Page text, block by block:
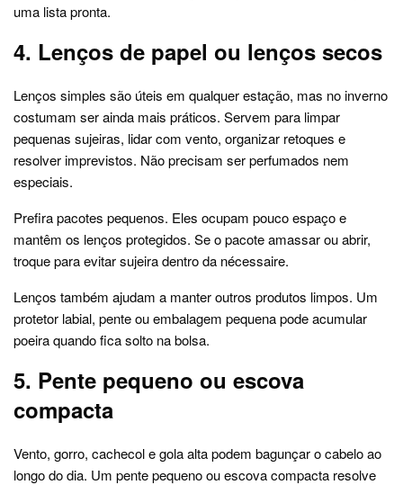
uma lista pronta.
4. Lenços de papel ou lenços secos
Lenços simples são úteis em qualquer estação, mas no inverno
costumam ser ainda mais práticos. Servem para limpar
pequenas sujeiras, lidar com vento, organizar retoques e
resolver imprevistos. Não precisam ser perfumados nem
especiais.
Prefira pacotes pequenos. Eles ocupam pouco espaço e
mantêm os lenços protegidos. Se o pacote amassar ou abrir,
troque para evitar sujeira dentro da nécessaire.
Lenços também ajudam a manter outros produtos limpos. Um
protetor labial, pente ou embalagem pequena pode acumular
poeira quando fica solto na bolsa.
5. Pente pequeno ou escova
compacta
Vento, gorro, cachecol e gola alta podem bagunçar o cabelo ao
longo do dia. Um pente pequeno ou escova compacta resolve